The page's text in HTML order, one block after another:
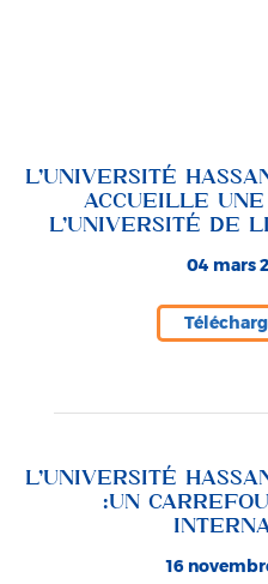
L’UNIVERSITÉ
ACCUEILLE
L’UNIVERSITÉ DE
04 mars
L’UNIVERSITÉ
:UN
16